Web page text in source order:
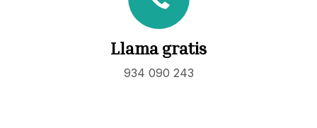
Llama gratis
934 090 243